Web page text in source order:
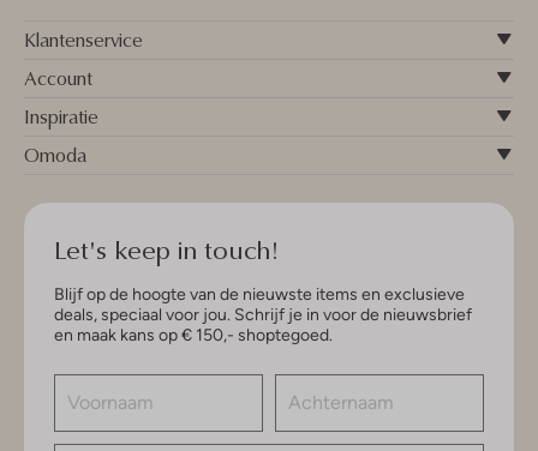
Klantenservice
Account
Inspiratie
Omoda
Let's keep in touch!
Blijf op de hoogte van de nieuwste items en exclusieve
deals, speciaal voor jou. Schrijf je in voor de nieuwsbrief
en maak kans op € 150,- shoptegoed.